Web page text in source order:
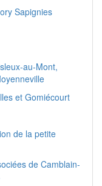
Sapignies
au-Mont,
et Gomiécourt
de la petite
de Camblain-